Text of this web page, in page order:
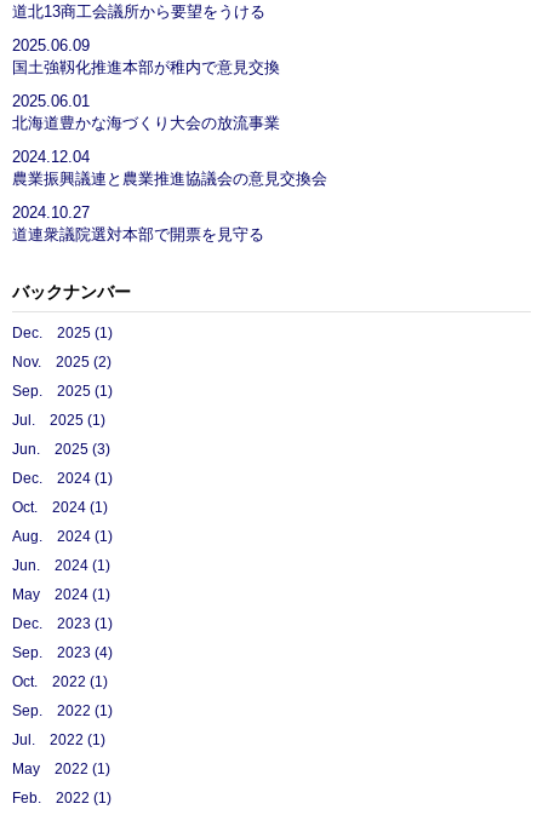
道北13商工会議所から要望をうける
2025.06.09
国土強靱化推進本部が稚内で意見交換
2025.06.01
北海道豊かな海づくり大会の放流事業
2024.12.04
農業振興議連と農業推進協議会の意見交換会
2024.10.27
道連衆議院選対本部で開票を見守る
バックナンバー
Dec. 2025 (1)
Nov. 2025 (2)
Sep. 2025 (1)
Jul. 2025 (1)
Jun. 2025 (3)
Dec. 2024 (1)
Oct. 2024 (1)
Aug. 2024 (1)
Jun. 2024 (1)
May 2024 (1)
Dec. 2023 (1)
Sep. 2023 (4)
Oct. 2022 (1)
Sep. 2022 (1)
Jul. 2022 (1)
May 2022 (1)
Feb. 2022 (1)